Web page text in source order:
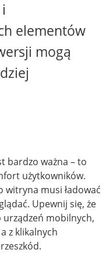
elementów
mogą
bardzo ważna – to
użytkowników.
witryna musi ładować
Upewnij się, że
mobilnych,
z klikalnych